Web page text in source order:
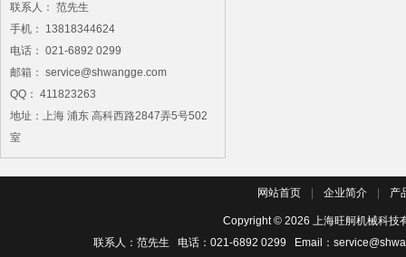
联系人： 范先生
手机： 13818344624
电话： 021-6892 0299
邮箱： service@shwangge.com
QQ： 411823263
地址：上海 浦东 高科西路2847弄5号502
室
网站首页 企业简介 产
Copyright © 2026 上海旺舸机械科
联系人：范先生 电话：021-6892 0299 Email：